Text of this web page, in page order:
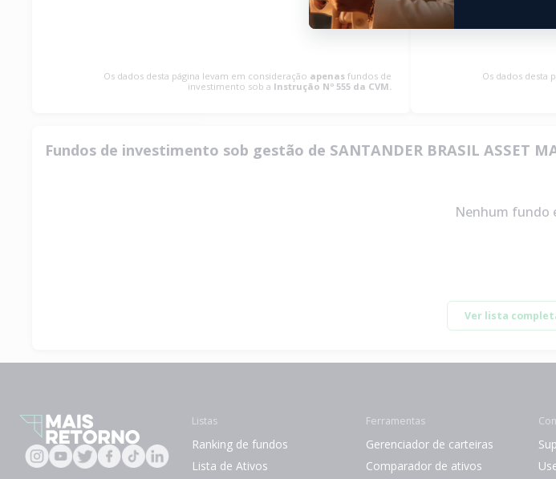
Os dados desta página levam em consideração apenas fundos de
investimento sob a Instrução Nº 555 da CVM.
Os dados desta
Fundos de investimento sob gestão de SANTANDER BRASIL ASSET
Nenhum fundo
Ver lista
Listas
Ranking de fundos
Lista de Ativos
Ferramentas
Gerenciador de carteiras
Comparador de ativos